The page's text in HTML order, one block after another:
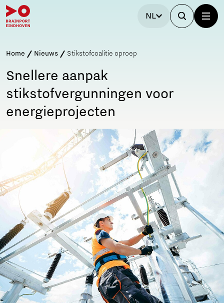
NL
Home Nieuws Stikstofcoalitie oproep
Snellere aanpak
stikstofvergunningen voor
energieprojecten